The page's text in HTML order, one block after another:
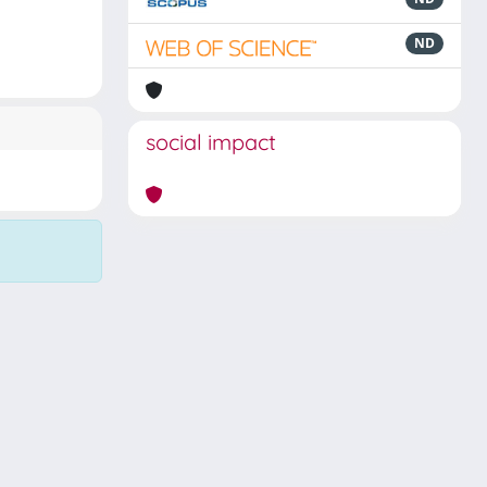
ND
social impact